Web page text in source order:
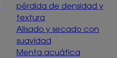
pérdida de densidad y
textura
Alisado y secado con
suavidad
Menta acuática